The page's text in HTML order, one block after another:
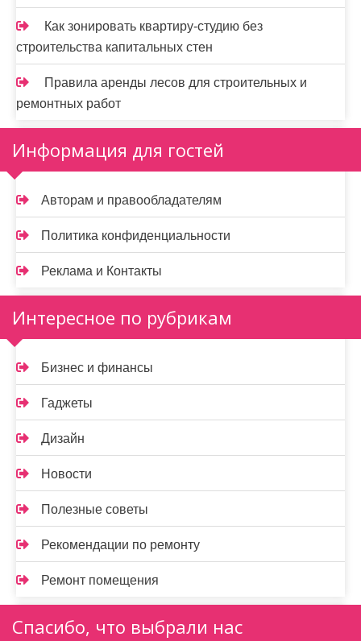
Как зонировать квартиру-студию без
строительства капитальных стен
Правила аренды лесов для строительных и
ремонтных работ
Информация для гостей
Авторам и правообладателям
Политика конфиденциальности
Реклама и Контакты
Интересное по рубрикам
Бизнес и финансы
Гаджеты
Дизайн
Новости
Полезные советы
Рекомендации по ремонту
Ремонт помещения
Спасибо, что выбрали нас